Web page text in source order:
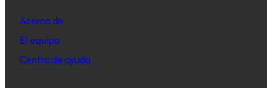
Acerca de
El equipo
Centro de ayuda